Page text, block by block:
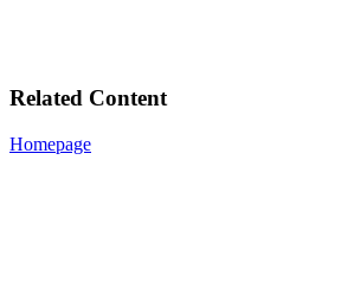
Related Content
Homepage